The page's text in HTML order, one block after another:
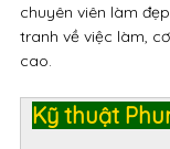
chuyên viên làm
tranh về việc làm,
cao.
Kỹ thuật